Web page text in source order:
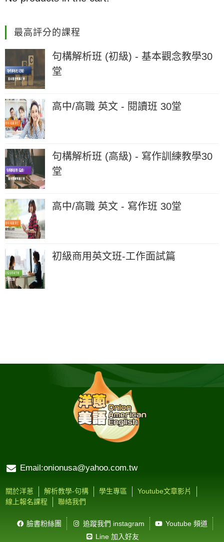
最高評分的課程
句構解析班 (初級) - 基本觀念教學30
堂
高中/高職 英文 - 閱讀班 30堂
句構解析班 (高級) - 寫作訓練教學30
堂
高中/高職 英文 - 寫作班 30堂
初級商用英文班-工作面試篇
Email:onionusa@yahoo.com.tw
關於洋蔥 解析教學-句構 學生專區
Youtube文章影片
線上報名課程
聯絡我們
臉書粉絲團 追蹤我們 instagram
Youtube 頻道
Line 加入好友